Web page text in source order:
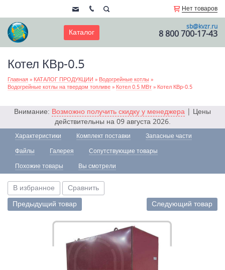
Нет товаров
Каталог
sb@kvzr.ru
8 800 700-17-43
Котел КВр-0.5
Главная » КАТАЛОГ ПРОДУКЦИИ » Водогрейные котлы »
Водогрейные котлы на твердом топливе » Котел 0.5 МВт » Котел КВр-0.5
Внимание: Возможно получить скидку у менеджера | Цены
действительны на 09 августа 2026.
Характеристики Комплект поставки Запасные части
Файлы Галерея Сопутствующие товары
Похожие товары Вы смотрели
В избранное
Сравнить
Предыдущий товар
Следующий товар